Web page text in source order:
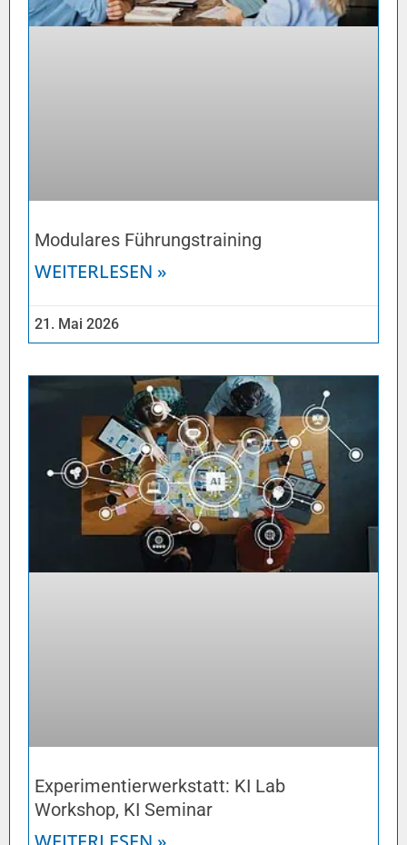
Modulares Führungstraining
WEITERLESEN »
21. Mai 2026
Experimentierwerkstatt: KI Lab
Workshop, KI Seminar